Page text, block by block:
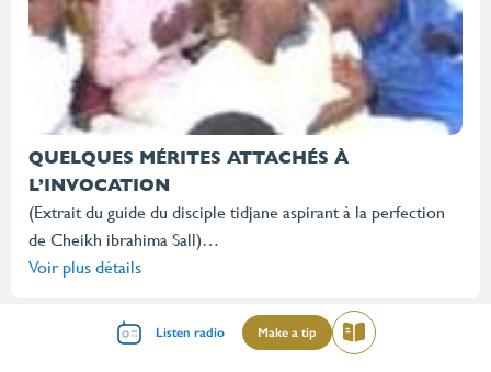
QUELQUES MÉRITES ATTACHÉS À
L’INVOCATION
(Extrait du guide du disciple tidjane aspirant à la perfection
de Cheikh ibrahima Sall)…
Voir plus détails
Pourquoi faut-il un Maitre spirituel dans cette
Listen radio Make a tip Read